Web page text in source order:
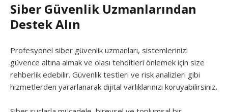
Siber Güvenlik Uzmanlarından
Destek Alın
Profesyonel siber güvenlik uzmanları, sistemlerinizi
güvence altına almak ve olası tehditleri önlemek için size
rehberlik edebilir. Güvenlik testleri ve risk analizleri gibi
hizmetlerden yararlanarak dijital varlıklarınızı koruyabilirsiniz.